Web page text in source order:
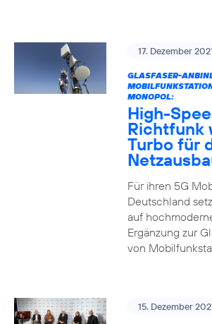
17. Dezember
GLASFASER-
MONOPOL:
High-
Richtfunk
Turbo für
Für ihren 5G
Deutschland
auf
Ergänzung zur
von
15. Dezember